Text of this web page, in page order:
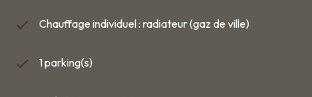
Chauffage individuel : radiateur (gaz de ville)
1 parking(s)